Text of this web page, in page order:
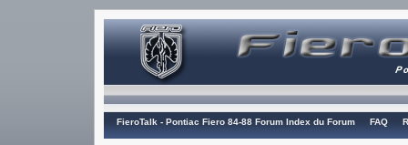
FieroTalk - Pontiac Fiero 84-88 Forum Index du Forum FAQ